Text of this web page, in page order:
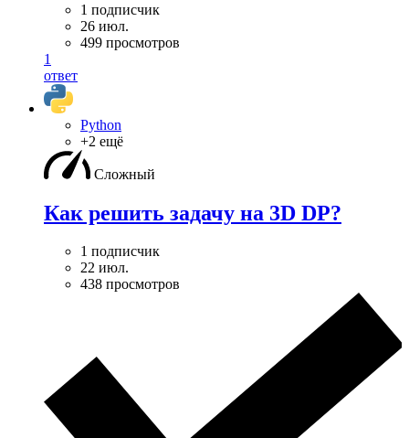
1 подписчик
26 июл.
499 просмотров
1
ответ
Python
+2 ещё
Сложный
Как решить задачу на 3D DP?
1 подписчик
22 июл.
438 просмотров